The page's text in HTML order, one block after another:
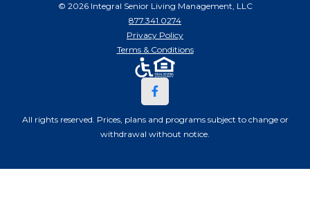
© 2026 Integral Senior Living Management, LLC
877.341.0274
Privacy Policy
Terms & Conditions
All rights reserved. Prices, plans and programs subject to change or
withdrawal without notice.